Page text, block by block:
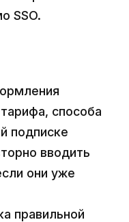
SSO.
способа
подписке
вводить
они уже
правильной